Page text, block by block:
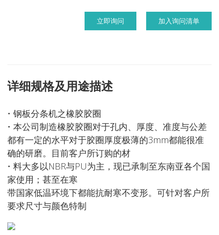
立即询问 加入询问清单
详细规格及用途描述
• 钢板分条机之橡胶胶圈
• 本公司制造橡胶胶圈对于孔内、厚度、准度与公差
都有一定的水平对于胶圈厚度极薄的3mm都能很准
确的研磨。目前客户所订购的材
• 料大多以NBR与PU为主，现已承制至东南亚各个国
家使用；甚至在寒
带国家低温环境下都能抗耐寒不变形。可针对客户所
要求尺寸与颜色特制